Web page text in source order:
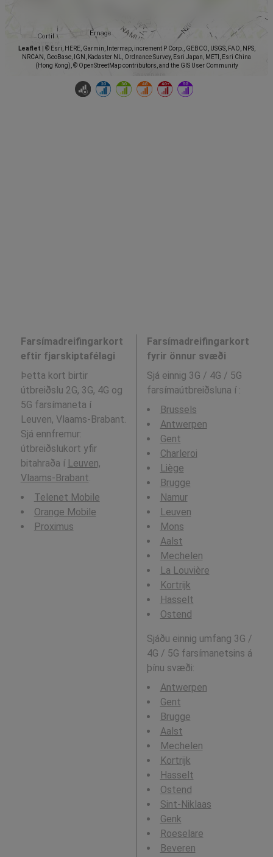
Leaflet
© Esri, HERE, Garmin, Intermap, increment P Corp., GEBCO, USGS, FAO, NPS,
NRCAN, GeoBase, IGN, Kadaster NL, Ordnance Survey, Esri Japan, METI, Esri China
(Hong Kong), © OpenStreetMap contributors, and the GIS User Community
Farsímadreifingarkort
eftir fjarskiptafélagi
Þetta kort birtir
útbreiðslu 2G, 3G, 4G og
5G farsímaneta í
Leuven, Vlaams-Brabant.
Sjá ennfremur:
útbreiðslukort yfir
bitahraða í Leuven,
Vlaams-Brabant.
Telenet Mobile
Orange Mobile
Proximus
Farsímadreifingarkort
fyrir önnur svæði
Sjá einnig 3G / 4G / 5G
farsímaútbreiðsluna í :
Brussels
Antwerpen
Gent
Charleroi
Liège
Brugge
Namur
Leuven
Mons
Aalst
Mechelen
La Louvière
Kortrijk
Hasselt
Ostend
Sjáðu einnig umfang 3G /
4G / 5G farsímanetsins á
þínu svæði:
Antwerpen
Gent
Brugge
Aalst
Mechelen
Kortrijk
Hasselt
Ostend
Sint-Niklaas
Genk
Roeselare
Beveren